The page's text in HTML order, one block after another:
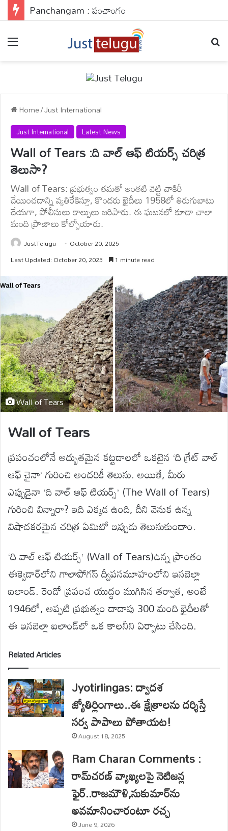
Panchangam : పంచాంగం
Home/Just International
Just International Latest News
Wall of Tears :ది వాల్‌ ఆఫ్‌ టియర్స్‌ చరిత్ర
తెలుసా?
Wall of Tears: ప్రభుత్వం తమతో ఇంతటి వెట్టి చాకిరీ
చేయించడాన్ని వ్యతిరేకిస్తూ, కొందరు ఖైదీలు 1958లో తిరుగుబాటు
చేయగా, పోలీసులు కాల్పులు జరిపారు. ఈ ఘటనలో కూడా చాలా
మంది ప్రాణాలు కోల్పోయారు.
JustTelugu
October 20, 2025
Last Updated: October 20, 2025
1 minute read
Wall of Tears
Wall of Tears
ప్రపంచంలోనే అద్భుతమైన కట్టడాలలో ఒకటైన ‘ది గ్రేట్ వాల్
ఆఫ్ చైనా’ గురించి అందరికీ తెలుసు. అయితే, మీరు
ఎప్పుడైనా ‘ది వాల్ ఆఫ్ టియర్స్’ (The Wall of Tears)
గురించి విన్నారా? ఇది ఎక్కడ ఉంది, దీని వెనుక ఉన్న
విషాదకరమైన చరిత్ర ఏమిటో ఇప్పుడు తెలుసుకుందాం.
‘ది వాల్ ఆఫ్ టియర్స్’ (Wall of Tears)ఉన్న ప్రాంతం
ఈక్వెడార్‌లోని గాలాపోగస్ ద్వీపసమూహంలోని ఇసబెల్లా
ఐలాండ్. రెండో ప్రపంచ యుద్ధం ముగిసిన తర్వాత, అంటే
1946లో, అప్పటి ప్రభుత్వం దాదాపు 300 మంది ఖైదీలతో
ఈ ఇసబెల్లా ఐలాండ్‌లో ఒక కాలనీని ఏర్పాటు చేసింది.
Related Articles
Jyotirlingas: ద్వాదశ
జ్యోతిర్లింగాలు..ఈ క్షేత్రాలను దర్శిస్తే
సర్వ పాపాలు పోతాయట!
August 18, 2025
Ram Charan Comments :
రామ్‌చరణ్ వ్యాఖ్యలపై నెటిజన్ల
ఫైర్..రాజమౌళి,సుకుమార్‌ను
అవమానించారంటూ రచ్చ
June 9, 2026